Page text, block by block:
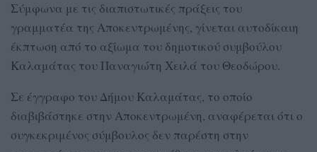
Σύμφωνα με τις διαπιστωτικές πράξεις του
γραμματέα της Αποκεντρωμένης, γίνεται αυτοδίκαιη
έκπτωση από το αξίωμα του δημοτικού συμβούλου
Καλαμάτας του Παναγιώτη Χειλά του Θεοδώρου.
Σε έγγραφο του Δήμου Καλαμάτας, το οποίο
διαβιβάστηκε στην Αποκεντρωμένη, αναφέρεται ότι ο
συγκεκριμένος σύμβουλος δεν παρέστη στην